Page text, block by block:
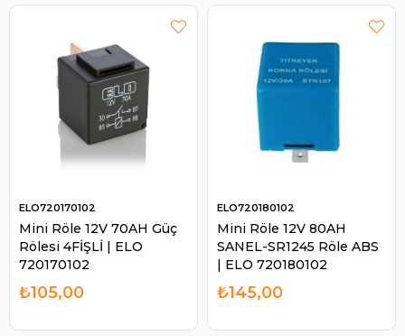
Mini Röle 12V 70AH Güç
Rölesi 4FİŞLİ | ELO
720170102
ELO720170102
₺105,00
Mini Röle 12V 80AH
SANEL-SR1245 Röle ABS
| ELO 720180102
ELO720180102
₺145,00